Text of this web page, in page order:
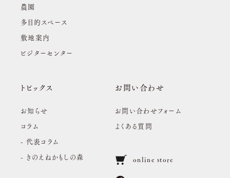
農園
多目的スペース
敷地案内
ビジターセンター
トピックス
お知らせ
コラム
- 代表コラム
- きのえねかもしの森
お問い合わせ
お問い合わせフォーム
よくある質問
online store